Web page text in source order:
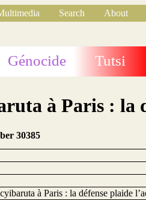
Search
About
Génocide Tutsi
à Paris : la
30385
à Paris : la défense plaide